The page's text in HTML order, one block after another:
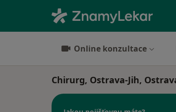
Online konzultace
Chirurg, Ostrava-Jih,